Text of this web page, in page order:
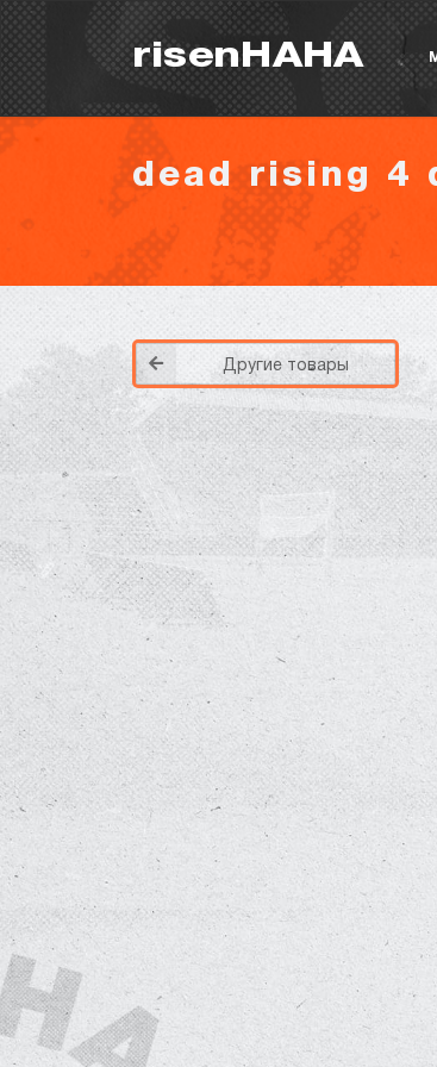
risenHAHA
dead rising 4
Другие товары